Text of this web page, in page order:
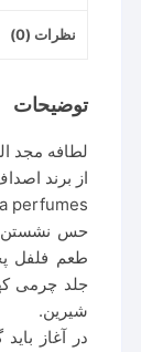
نظرات (0)
توضیحات
لطافه مجد
از برند
perfumes
حس نشستن
طعم فلفل
جلد چرمی
شیرین.
در آغاز